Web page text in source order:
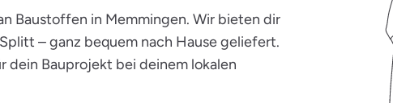
Baustoffen in Memmingen. Wir bieten dir
– ganz bequem nach Hause geliefert.
dein Bauprojekt bei deinem lokalen